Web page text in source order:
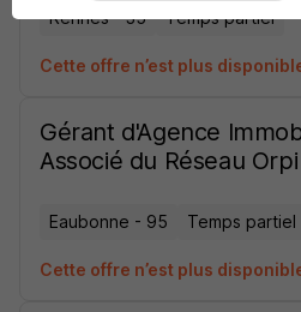
Rennes - 35 Temps partiel
Cette offre n’est plus
Gérant d'Agence
Associé du Réseau
Eaubonne - 95 Temps partiel
Cette offre n’est plus